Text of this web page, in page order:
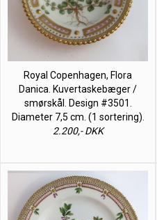
Royal Copenhagen, Flora
Danica. Kuvertaskebæger /
smørskål. Design #3501.
Diameter 7,5 cm. (1 sortering).
2.200,- DKK